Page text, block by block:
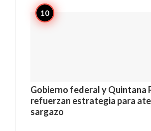
Gobierno federal y Quintana
refuerzan estrategia para
sargazo